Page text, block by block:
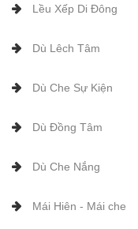
Lều Xếp Di Đông
Dù Lêch Tâm
Dù Che Sự Kiện
Dù Đồng Tâm
Dù Che Nắng
Mái Hiên - Mái che